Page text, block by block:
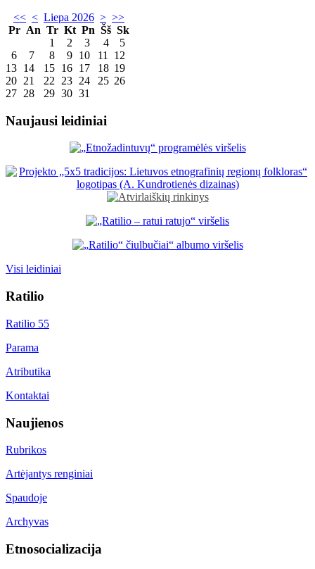
<< < Liepa 2026 > >>
Pr An Tr Kt Pn Šš Sk
1
2 3 4
5
6
7 8 9 10 11
12
13 14 15 16 17 18 19
20 21 22 23 24 25 26
27 28 29 30 31
Naujausi leidiniai
Visi leidiniai
Ratilio
Ratilio 55
Parama
Atributika
Kontaktai
Naujienos
Rubrikos
Artėjantys renginiai
Spaudoje
Archyvas
Etnosocializacija